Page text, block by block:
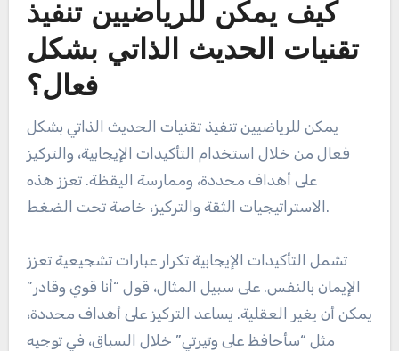
كيف يمكن للرياضيين تنفيذ
تقنيات الحديث الذاتي بشكل
فعال؟
يمكن للرياضيين تنفيذ تقنيات الحديث الذاتي بشكل
فعال من خلال استخدام التأكيدات الإيجابية، والتركيز
على أهداف محددة، وممارسة اليقظة. تعزز هذه
الاستراتيجيات الثقة والتركيز، خاصة تحت الضغط.
تشمل التأكيدات الإيجابية تكرار عبارات تشجيعية تعزز
الإيمان بالنفس. على سبيل المثال، قول “أنا قوي وقادر”
يمكن أن يغير العقلية. يساعد التركيز على أهداف محددة،
مثل “سأحافظ على وتيرتي” خلال السباق، في توجيه